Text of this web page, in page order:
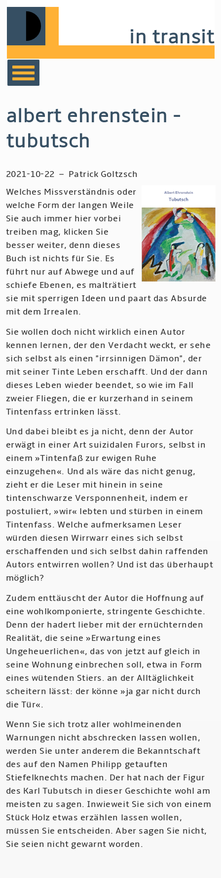
Skip
navigation
in transit
albert ehrenstein -
tubutsch
2021-10-22 – Patrick Goltzsch
Welches Missverständnis oder
welche Form der langen Weile
Sie auch immer hier vorbei
treiben mag, klicken Sie
besser weiter, denn dieses
Buch ist nichts für Sie. Es
führt nur auf Abwege und auf
schiefe Ebenen, es malträtiert
sie mit sperrigen Ideen und paart das Absurde
mit dem Irrealen.
Sie wollen doch nicht wirklich einen Autor
kennen lernen, der den Verdacht weckt, er sehe
sich selbst als einen "irrsinnigen Dämon", der
mit seiner Tinte Leben erschafft. Und der dann
dieses Leben wieder beendet, so wie im Fall
zweier Fliegen, die er kurzerhand in seinem
Tintenfass ertrinken lässt.
Und dabei bleibt es ja nicht, denn der Autor
erwägt in einer Art suizidalen Furors, selbst in
einem »Tintenfaß zur ewigen Ruhe
einzugehen«. Und als wäre das nicht genug,
zieht er die Leser mit hinein in seine
tintenschwarze Versponnenheit, indem er
postuliert, »wir« lebten und stürben in einem
Tintenfass. Welche aufmerksamen Leser
würden diesen Wirrwarr eines sich selbst
erschaffenden und sich selbst dahin raffenden
Autors entwirren wollen? Und ist das überhaupt
möglich?
Zudem enttäuscht der Autor die Hoffnung auf
eine wohlkomponierte, stringente Geschichte.
Denn der hadert lieber mit der ernüchternden
Realität, die seine »Erwartung eines
Ungeheuerlichen«, das von jetzt auf gleich in
seine Wohnung einbrechen soll, etwa in Form
eines wütenden Stiers. an der Alltäglichkeit
scheitern lässt: der könne »ja gar nicht durch
die Tür«.
Wenn Sie sich trotz aller wohlmeinenden
Warnungen nicht abschrecken lassen wollen,
werden Sie unter anderem die Bekanntschaft
des auf den Namen Philipp getauften
Stiefelknechts machen. Der hat nach der Figur
des Karl Tubutsch in dieser Geschichte wohl am
meisten zu sagen. Inwieweit Sie sich von einem
Stück Holz etwas erzählen lassen wollen,
müssen Sie entscheiden. Aber sagen Sie nicht,
Sie seien nicht gewarnt worden.